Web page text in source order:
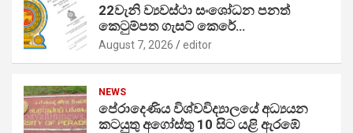
22වැනි ව්‍යවස්ථා සංශෝධන පනත්
කෙටුම්පත ගැසට් කෙරේ…
August 7, 2026 editor
NEWS
පේරාදෙණිය විශ්වවිද්‍යාලයේ අධ්‍යයන
කටයුතු අගෝස්තු 10 සිට යළි ඇරඹේ